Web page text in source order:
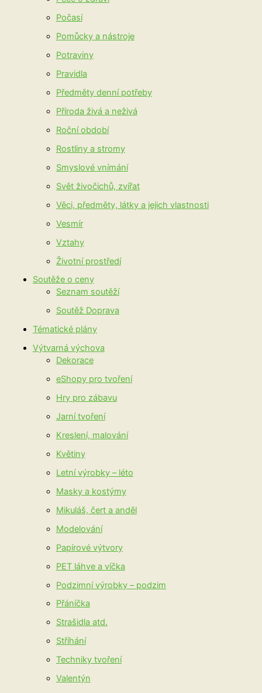
Počasí
Pomůcky a nástroje
Potraviny
Pravidla
Předměty denní potřeby
Příroda živá a neživá
Roční období
Rostliny a stromy
Smyslové vnímání
Svět živočichů, zvířat
Věci, předměty, látky a jejich vlastnosti
Vesmír
Vztahy
Životní prostředí
Soutěže o ceny
Seznam soutěží
Soutěž Doprava
Tématické plány
Výtvarná výchova
Dekorace
eShopy pro tvoření
Hry pro zábavu
Jarní tvoření
Kreslení, malování
Květiny
Letní výrobky – léto
Masky a kostýmy
Mikuláš, čert a anděl
Modelování
Papírové výtvory
PET láhve a víčka
Podzimní výrobky – podzim
Přáníčka
Strašidla atd.
Stříhání
Techniky tvoření
Valentýn